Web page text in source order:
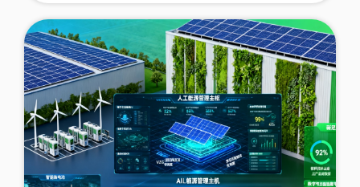
核心在于构建一个强大的数字中枢——“能碳管理大
脑”，以此为引擎，探索技术与模式创新如何深度融
合，为区域绿色低碳发展提供可复制的解决方案。